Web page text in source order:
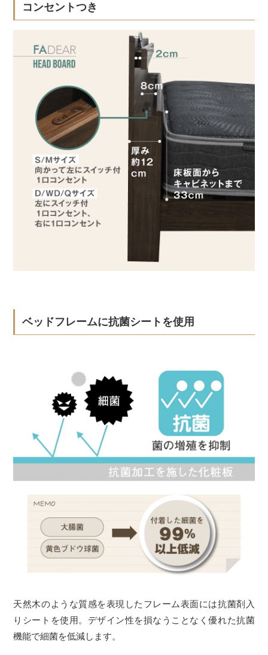
コンセントつき
ベッドフレームに抗菌シートを使用
天然木のような質感を表現したフレーム表面には抗菌剤入
りシートを使用。デザイン性を損なうことなく優れた抗菌
機能で細菌を低減します。